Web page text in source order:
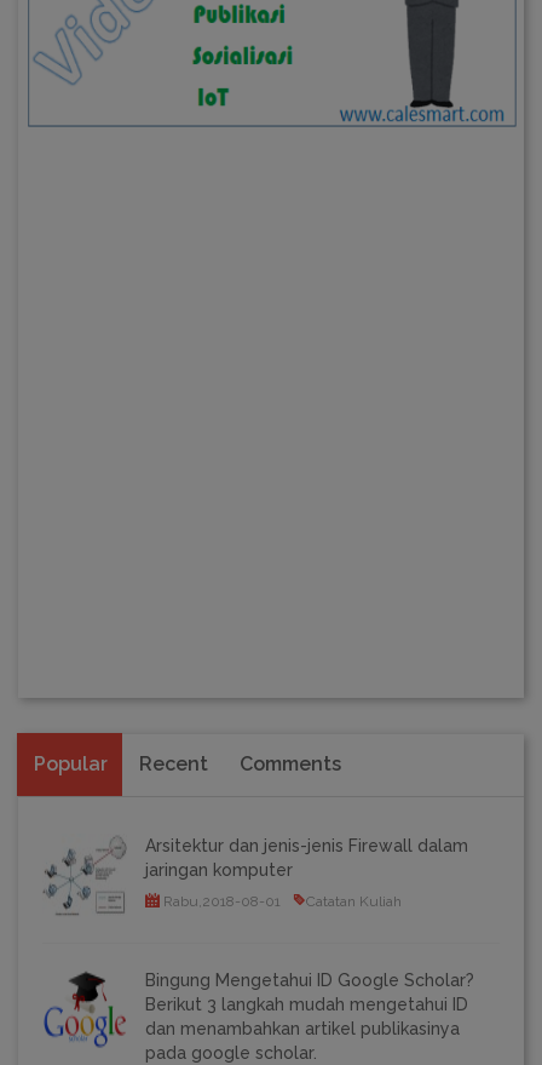
Popular Recent Comments
Arsitektur dan jenis-jenis Firewall dalam
jaringan komputer
Rabu,2018-08-01 Catatan Kuliah
Bingung Mengetahui ID Google Scholar?
Berikut 3 langkah mudah mengetahui ID
dan menambahkan artikel publikasinya
pada google scholar.